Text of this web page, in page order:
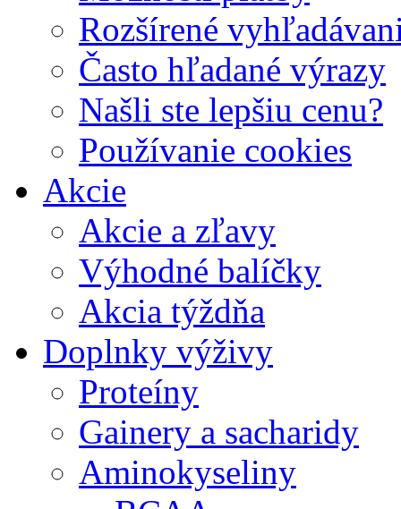
Rozšírené
Často hľadané výrazy
Našli ste lepšiu cenu?
Používanie cookies
Akcie
Akcie a zľavy
Výhodné balíčky
Akcia týždňa
Doplnky výživy
Proteíny
Gainery a sacharidy
Aminokyseliny